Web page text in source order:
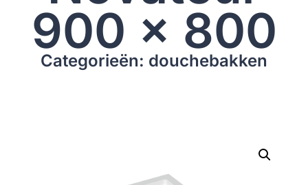
900 x 800
Categorieën: douchebakken